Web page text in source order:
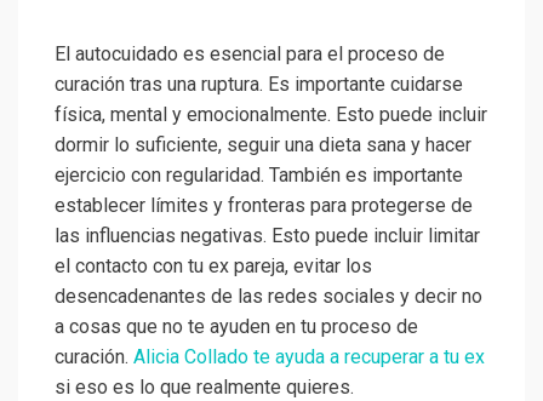
El autocuidado es esencial para el proceso de
curación tras una ruptura. Es importante cuidarse
física, mental y emocionalmente. Esto puede incluir
dormir lo suficiente, seguir una dieta sana y hacer
ejercicio con regularidad. También es importante
establecer límites y fronteras para protegerse de
las influencias negativas. Esto puede incluir limitar
el contacto con tu ex pareja, evitar los
desencadenantes de las redes sociales y decir no
a cosas que no te ayuden en tu proceso de
curación. Alicia Collado te ayuda a recuperar a tu ex
si eso es lo que realmente quieres.